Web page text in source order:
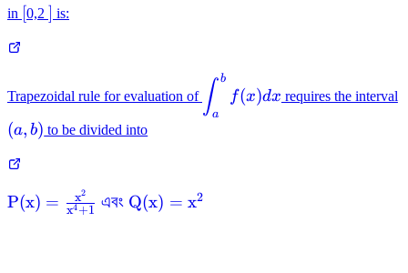
in [[0,2 ]] is:
Trapezoidal rule for evaluation of
\displaystyle\int
_{ a }^{ b }{
f(x)dx }
∫a
b
f(x)dx requires the interval
(a,b)
(a, b) to be divided into
\mathrm{P(x)=\frac{x^{2}}
{x^{4}+1} \text { এবং }
P(x) = x4+1
x2 এবং Q(x) = x2